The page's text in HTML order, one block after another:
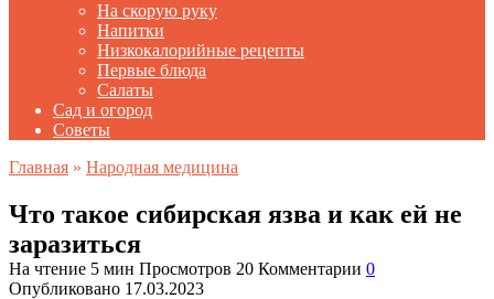
На скорую руку
Напитки
Низкокалорийные рецепты
Первые блюда
Салаты
Сад и огород
Советы
Главная » Народная медицина
Что такое сибирская язва и как ей не
заразиться
На чтение 5 мин Просмотров 20 Комментарии 0
Опубликовано 17.03.2023